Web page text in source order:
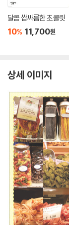
달콤 쌉싸름한 초콜릿
10% 11,700원
상세 이미지